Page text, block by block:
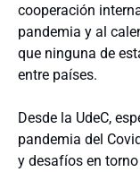
cooperación
pandemia y al
que ninguna de
entre países.
Desde la UdeC,
pandemia del
y desafíos en